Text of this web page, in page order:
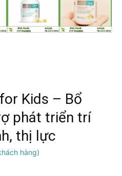
Kids – Bổ
phát triển trí
thị lực
hàng)